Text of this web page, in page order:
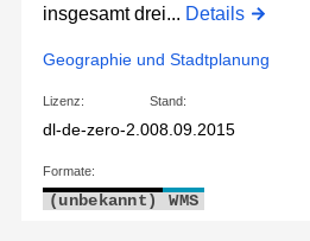
insgesamt drei... Details
Geographie und Stadtplanung
Lizenz:
dl-de-zero-2.0
Stand:
08.09.2015
Formate:
(unbekannt) WMS